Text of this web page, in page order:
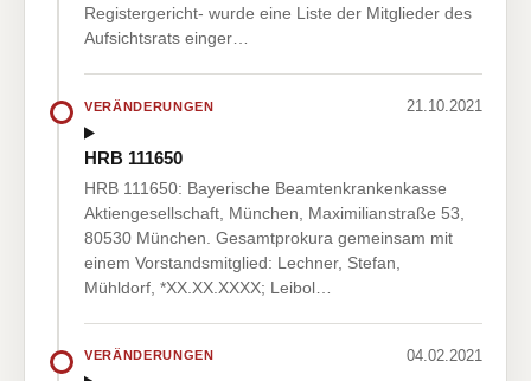
Registergericht- wurde eine Liste der Mitglieder des
Aufsichtsrats einger…
VERÄNDERUNGEN 21.10.2021
HRB 111650
HRB 111650: Bayerische Beamtenkrankenkasse
Aktiengesellschaft, München, Maximilianstraße 53,
80530 München. Gesamtprokura gemeinsam mit
einem Vorstandsmitglied: Lechner, Stefan,
Mühldorf, *XX.XX.XXXX; Leibol…
VERÄNDERUNGEN 04.02.2021